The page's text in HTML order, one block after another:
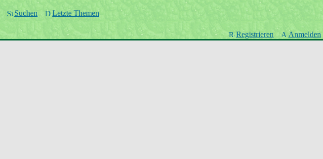
Suchen Letzte Themen
Registrieren Anmelden